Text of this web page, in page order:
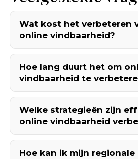
Wat kost het verbeteren
online vindbaarheid?
Hoe lang duurt het om
vindbaarheid te
Welke strategieën zijn
online vindbaarheid
Hoe kan ik mijn regionale